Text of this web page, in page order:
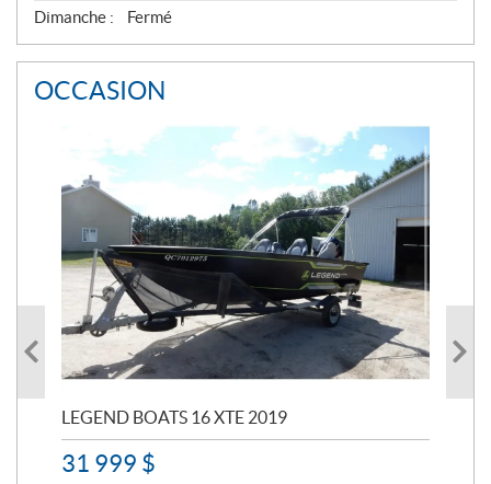
Dimanche :
Fermé
OCCASION
LEGEND BOATS 16 XTE 2019
31 999 $